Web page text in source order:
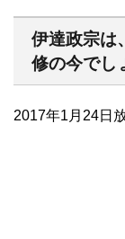
伊達政宗は
修の今でし
2017年1月24日